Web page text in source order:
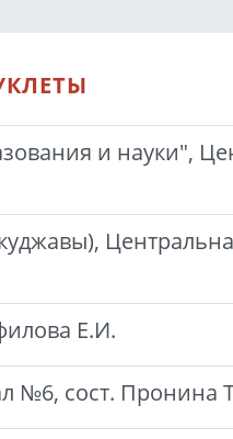
и науки",
Е.И.
№6, сост. Пронина